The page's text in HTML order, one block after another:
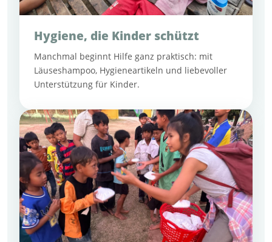
Hygiene, die Kinder schützt
Manchmal beginnt Hilfe ganz praktisch: mit
Läuseshampoo, Hygieneartikeln und liebevoller
Unterstützung für Kinder.